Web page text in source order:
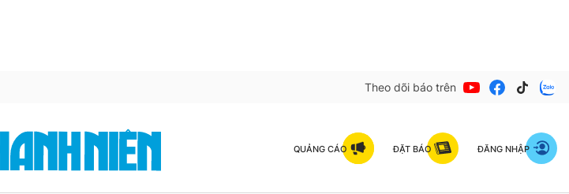
Theo dõi báo trên
QUẢNG CÁO ĐẶT BÁO ĐĂNG NHẬP